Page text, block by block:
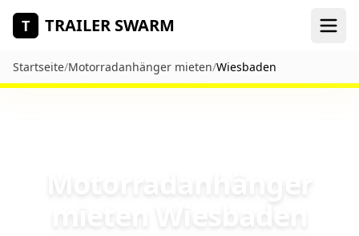
Zum Hauptinhalt springen
T TRAILER SWARM
Startseite/Motorradanhänger mieten/Wiesbaden
Motorradanhänger
mieten Wiesbaden